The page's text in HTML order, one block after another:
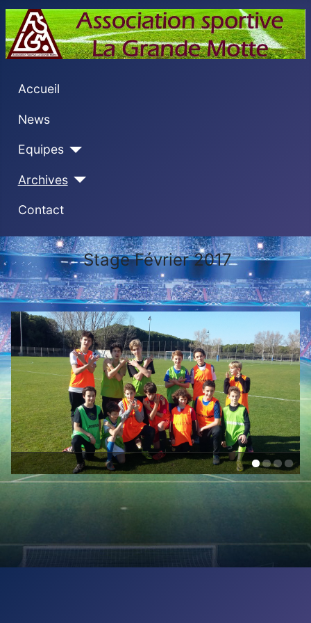
Accueil
News
Equipes
Archives
Contact
Stage Février 2017